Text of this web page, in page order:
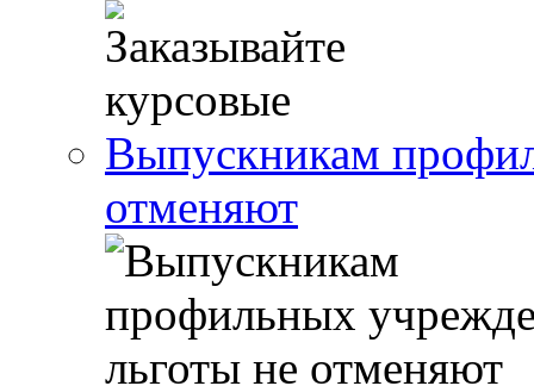
Выпускникам
отменяют